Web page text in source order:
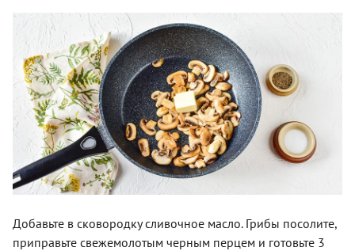
Добавьте в сковородку сливочное масло. Грибы посолите,
приправьте свежемолотым черным перцем и готовьте 3